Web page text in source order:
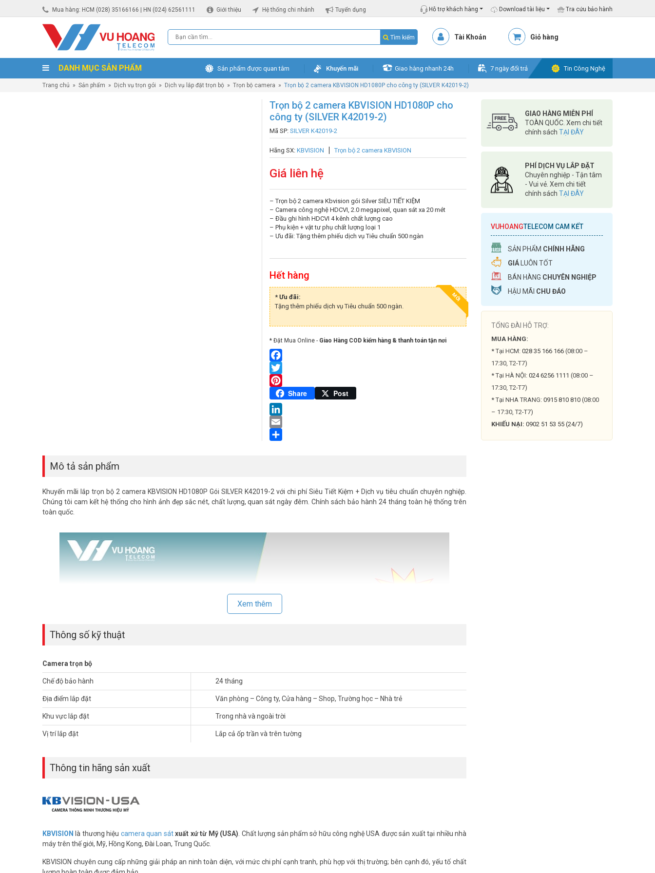
Mua hàng: HCM (028) 35166166 | HN (024) 62561111 Giới thiệu Hệ thống chi nhánh Tuyển dụng Hỗ trợ khách hàng Download tài liệu Tra cứu bảo hành
Tìm kiếm Tài Khoản Giỏ hàng
DANH MỤC SẢN PHẨM Sản phẩm được quan tâm Khuyến mãi Giao hàng nhanh 24h 7 ngày đổi trả Tin Công Nghệ
Trang chủ » Sản phẩm » Dịch vụ trọn gói » Dịch vụ lắp đặt trọn bộ » Trọn bộ camera » Trọn bộ 2 camera KBVISION HD1080P cho công ty (SILVER K42019-2)
Trọn bộ 2 camera KBVISION HD1080P cho
công ty (SILVER K42019-2)
Mã SP: SILVER K42019-2
Hãng SX: KBVISION Trọn bộ 2 camera KBVISION
Giá liên hệ
– Trọn bộ 2 camera Kbvision gói Silver SIÊU TIẾT KIỆM
– Camera công nghệ HDCVI, 2.0 megapixel, quan sát xa 20 mét
– Đầu ghi hình HDCVI 4 kênh chất lượng cao
– Phụ kiện + vật tư phụ chất lượng loại 1
– Ưu đãi: Tặng thêm phiếu dịch vụ Tiêu chuẩn 500 ngàn
Hết hàng
MỚI
* Ưu đãi:
Tặng thêm phiếu dịch vụ Tiêu chuẩn 500 ngàn.
* Đặt Mua Online - Giao Hàng COD kiểm hàng & thanh toán tận nơi
Facebook
Twitter
Pinterest
Share Post
LinkedIn
Email
Mô tả sản phẩm
​Khuyến mãi lắp trọn bộ 2 camera KBVISION HD1080P Gói SILVER K42019-2 với chi phí Siêu Tiết Kiệm + Dịch vụ tiêu chuẩn chuyên nghiệp.
Chúng tôi cam kết hệ thống cho hình ảnh đẹp sắc nét, chất lượng, quan sát ngày đêm. Chính sách bảo hành 24 tháng toàn hệ thống trên
toàn quốc.
Camera
Vuhoangtelecomluôn mang đến giải pháp phù hợp cho gia đình, văn phòng, nhà trẻ, cửa hàng … với chi phí tiết kiệm.
– 02 Camera thân hồng ngoại KBC-2111C4 và camera bán cầu KBC-2112C4: Độ phân giải 2MP, quan sát xa 20 mét, công nghệ hồng ngoại
thông minh tiết kiệm điện năng, tuổi thọ cao
– 02 Nguồn camera cao cấp: loại 12V-1.5A
– 04 Jack nối cáp đồng truc RG6- 5C (Jack BNC + F5): Sản phẩm chuyên dùng cho camera
– Dây cáp HDMI chuẩn 1.4: Số lượng 1 sợi, loại 1,5 mét, truyền hình ảnh lên tới Full HD 1080P
Xem thêm
Thông số kỹ thuật
Camera trọn bộ
Chế độ bảo hành 24 tháng
Địa điểm lắp đặt Văn phòng – Công ty, Cửa hàng – Shop, Trường học – Nhà trẻ
Khu vực lắp đặt Trong nhà và ngoài trời
Vị trí lắp đặt Lắp cả ốp trần và trên tường
Thông tin hãng sản xuất
KBVISION là thương hiệu camera quan sát xuất xứ từ Mỹ (USA) . Chất lượng sản phẩm sở hữu công nghệ USA được sản xuất tại nhiều nhà
máy trên thế giới, Mỹ, Hồng Kong, Đài Loan, Trung Quốc.
KBVISION chuyên cung cấp những giải pháp an ninh toàn diện, với mức chi phí cạnh tranh, phù hợp với thị trường; bên cạnh đó, yếu tố chất
GIAO HÀNG MIỄN PHÍ
TOÀN QUỐC. Xem chi tiết
chính sách TẠI ĐÂY
PHÍ DỊCH VỤ LẮP ĐẶT
Chuyên nghiệp - Tận tâm
- Vui vẻ. Xem chi tiết
chính sách TẠI ĐÂY
VUHOANGTELECOM CAM KẾT
SẢN PHẨM CHÍNH HÃNG
GIÁ LUÔN TỐT
BÁN HÀNG CHUYÊN NGHIỆP
HẬU MÃI CHU ĐÁO
TỔNG ĐÀI HỖ TRỢ:
MUA HÀNG:
* Tại HCM: 028 35 166 166 (08:00 –
17:30, T2-T7)
* Tại HÀ NỘI: 024 6256 1111 (08:00 –
17:30, T2-T7)
* Tại NHA TRANG: 0915 810 810 (08:00
– 17:30, T2-T7)
KHIẾU NẠI: 0902 51 53 55 (24/7)